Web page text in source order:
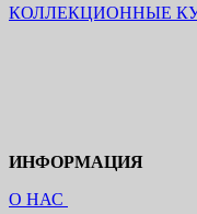
КОЛЛЕКЦИОННЫЕ
ИНФОРМАЦИЯ
О НАС